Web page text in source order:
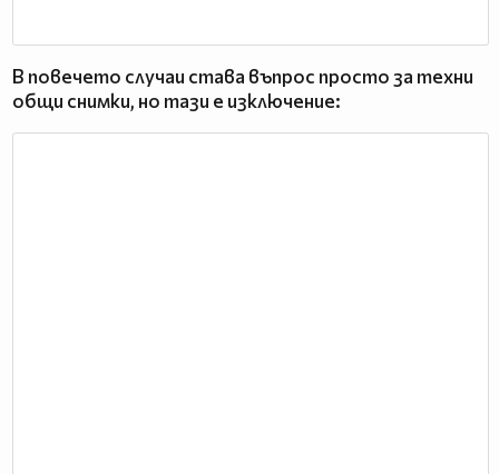
В повечето случаи става въпрос просто за техни
общи снимки, но тази е изключение: